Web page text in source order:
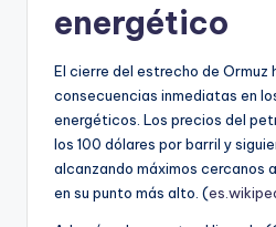
energético
El cierre del estrecho de Ormuz
consecuencias inmediatas en
energéticos. Los precios del
los 100 dólares por barril y
alcanzando máximos cercanos
en su punto más alto. (